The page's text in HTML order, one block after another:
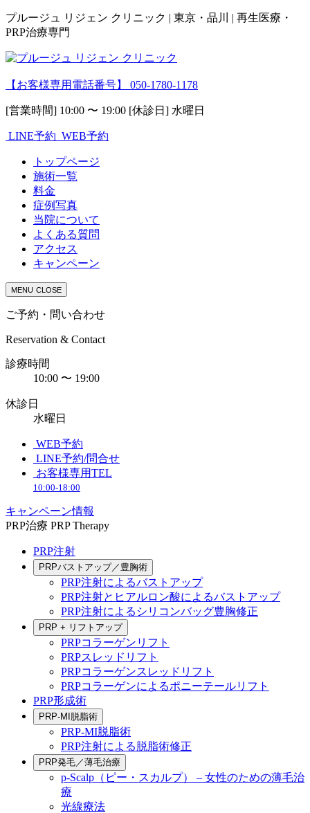
プルージュ リジェン クリニック | 東京・品川 | 再生医療・
PRP治療専門
【お客様専用電話番号】 050-1780-1178
[営業時間] 10:00 〜 19:00 [休診日] 水曜日
LINE予約 WEB予約
トップページ
施術一覧
料金
症例写真
当院について
よくある質問
アクセス
キャンペーン
MENU CLOSE
ご予約・問い合わせ
Reservation & Contact
診療時間
10:00 〜 19:00
休診日
水曜日
WEB予約
LINE予約/問合せ
お客様専用TEL
10:00-18:00
キャンペーン情報
PRP治療 PRP Therapy
PRP注射
PRPバストアップ／豊胸術
PRP注射によるバストアップ
PRP注射とヒアルロン酸によるバストアップ
PRP注射によるシリコンバッグ豊胸修正
PRP + リフトアップ
PRPコラーゲンリフト
PRPスレッドリフト
PRPコラーゲンスレッドリフト
PRPコラーゲンによるポニーテールリフト
PRP形成術
PRP-MI脱脂術
PRP-MI脱脂術
PRP注射による脱脂術修正
PRP発毛／薄毛治療
p-Scalp（ピー・スカルプ） – 女性のための薄毛治
療
光線療法